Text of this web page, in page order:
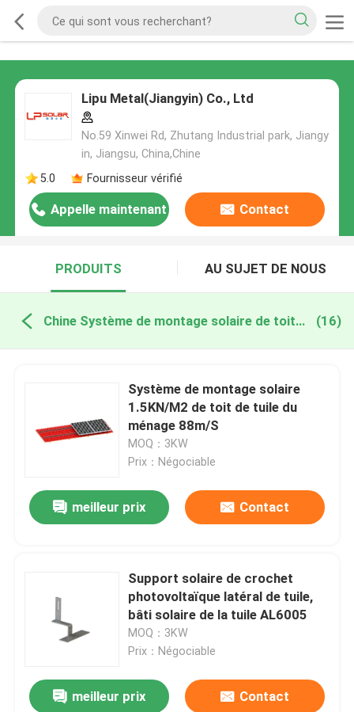
Lipu Metal(Jiangyin) Co., Ltd
No.59 Xinwei Rd, Zhutang Industrial park, Jiangy
in, Jiangsu, China,Chine
5.0
Fournisseur vérifié
Appelle maintenant Contact
PRODUITS AU SUJET DE NOUS
Chine Système de montage solaire de toit de tuile (16)
Système de montage solaire
1.5KN/M2 de toit de tuile du
ménage 88m/S
MOQ：3KW
Prix：Négociable
meilleur prix Contact
Support solaire de crochet
photovoltaïque latéral de tuile,
bâti solaire de la tuile AL6005
MOQ：3KW
Prix：Négociable
meilleur prix Contact